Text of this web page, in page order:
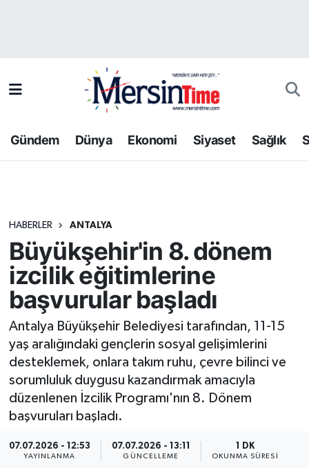
Gündem Dünya Ekonomi Siyaset Sağlık
HABERLER ANTALYA
Büyükşehir'in 8. dönem
izcilik eğitimlerine
başvurular başladı
Antalya Büyükşehir Belediyesi tarafından, 11-15
yaş aralığındaki gençlerin sosyal gelişimlerini
desteklemek, onlara takım ruhu, çevre bilinci ve
sorumluluk duygusu kazandırmak amacıyla
düzenlenen İzcilik Programı'nın 8. Dönem
başvuruları başladı.
07.07.2026 - 12:53
YAYINLANMA
07.07.2026 - 13:11
GÜNCELLEME
1 DK
OKUNMA SÜRESI
Bilim-Teknoloji
Dünya
Ekonomi
Gündem
Kültür-Sanat
Resmi İlan
Sağlık
Siyaset
Spor
Trafik Durumu
Tüm Manşetler
Haber Arşivi